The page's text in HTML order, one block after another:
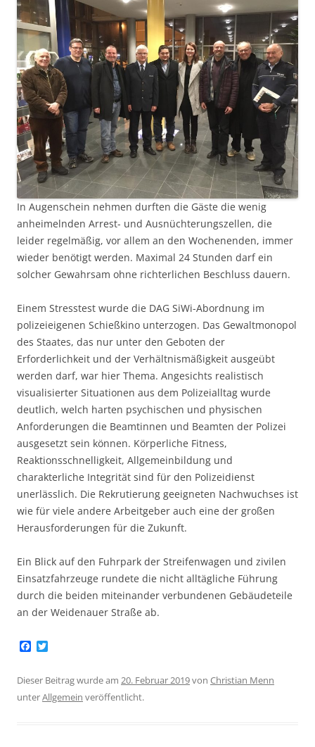
In Augenschein nehmen durften die Gäste die wenig
anheimelnden Arrest- und Ausnüchterungszellen, die
leider regelmäßig, vor allem an den Wochenenden, immer
wieder benötigt werden. Maximal 24 Stunden darf ein
solcher Gewahrsam ohne richterlichen Beschluss dauern.
Einem Stresstest wurde die DAG SiWi-Abordnung im
polizeieigenen Schießkino unterzogen. Das Gewaltmonopol
des Staates, das nur unter den Geboten der
Erforderlichkeit und der Verhältnismäßigkeit ausgeübt
werden darf, war hier Thema. Angesichts realistisch
visualisierter Situationen aus dem Polizeialltag wurde
deutlich, welch harten psychischen und physischen
Anforderungen die Beamtinnen und Beamten der Polizei
ausgesetzt sein können. Körperliche Fitness,
Reaktionsschnelligkeit, Allgemeinbildung und
charakterliche Integrität sind für den Polizeidienst
unerlässlich. Die Rekrutierung geeigneten Nachwuchses ist
wie für viele andere Arbeitgeber auch eine der großen
Herausforderungen für die Zukunft.
Ein Blick auf den Fuhrpark der Streifenwagen und zivilen
Einsatzfahrzeuge rundete die nicht alltägliche Führung
durch die beiden miteinander verbundenen Gebäudeteile
an der Weidenauer Straße ab.
e
o
t
t
e
Dieser Beitrag wurde am 20. Februar 2019von Christian Menn
unterAllgemein veröffentlicht.